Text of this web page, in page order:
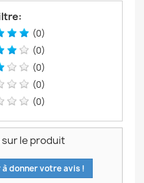
(0)
(0)
(0)
(0)
(0)
sur le produit
donner votre avis !